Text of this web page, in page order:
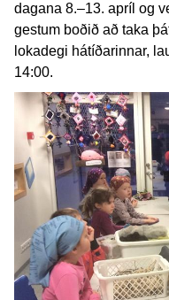
dagana 8.–13. apríl og
gestum boðið að taka
lokadegi hátíðarinnar,
14:00.